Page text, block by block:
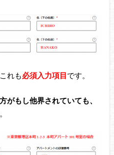
れも必須入力項目です。
がもし他界されていても、